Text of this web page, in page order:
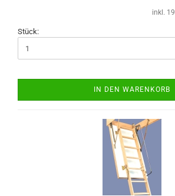
inkl.
Stück:
IN DEN WARENKORB